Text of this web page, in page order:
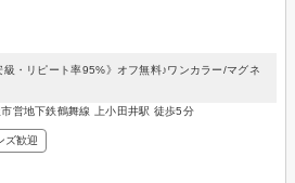
級・リピート率95%》オフ無料♪ワンカラー/マグネ
営地下鉄鶴舞線 上小田井駅 徒歩5分
ズ歓迎